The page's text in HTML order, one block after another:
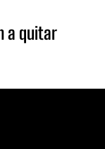
a quitar